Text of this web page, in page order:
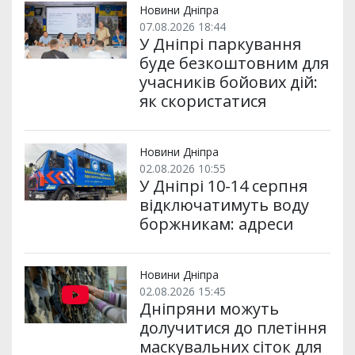
и k m p
Новини Дніпра
07.08.2026 18:44
У Дніпрі паркування
буде безкоштовним для
учасників бойових дій:
як скористатися
Новини Дніпра
02.08.2026 10:55
У Дніпрі 10-14 серпня
відключатимуть воду
боржникам: адреси
Новини Дніпра
02.08.2026 15:45
Дніпряни можуть
долучитися до плетіння
маскувальних сіток для